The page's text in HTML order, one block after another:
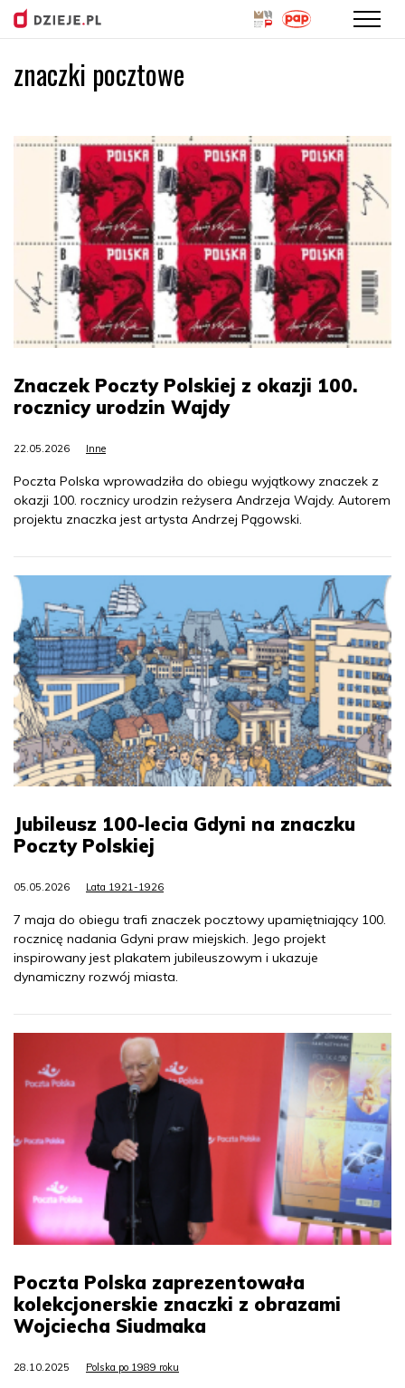
znaczki pocztowe
Znaczek Poczty Polskiej z okazji 100.
rocznicy urodzin Wajdy
22.05.2026 Inne
Poczta Polska wprowadziła do obiegu wyjątkowy znaczek z
okazji 100. rocznicy urodzin reżysera Andrzeja Wajdy. Autorem
projektu znaczka jest artysta Andrzej Pągowski.
Jubileusz 100-lecia Gdyni na znaczku
Poczty Polskiej
05.05.2026 Lata 1921-1926
7 maja do obiegu trafi znaczek pocztowy upamiętniający 100.
rocznicę nadania Gdyni praw miejskich. Jego projekt
inspirowany jest plakatem jubileuszowym i ukazuje
dynamiczny rozwój miasta.
Poczta Polska zaprezentowała
kolekcjonerskie znaczki z obrazami
Wojciecha Siudmaka
28.10.2025 Polska po 1989 roku